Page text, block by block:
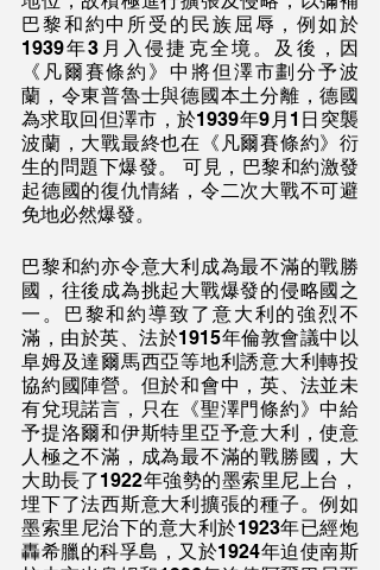
巴黎和約中所受的民族屈辱，例如於
1939年3月入侵捷克全境。及後，因
《凡爾賽條約》中將但澤市劃分予波
蘭，令東普魯士與德國本土分離，德國
為求取回但澤市，於1939年9月1日突襲
波蘭，大戰最終也在《凡爾賽條約》衍
生的問題下爆發。 可見，巴黎和約激發
起德國的復仇情緒，令二次大戰不可避
免地必然爆發。
巴黎和約亦令意大利成為最不滿的戰勝
國，往後成為挑起大戰爆發的侵略國之
一。巴黎和約導致了意大利的強烈不
滿，由於英、法於1915年倫敦會議中以
阜姆及達爾馬西亞等地利誘意大利轉投
協約國陣營。但於和會中，英、法並未
有兌現諾言，只在《聖澤門條約》中給
予提洛爾和伊斯特里亞予意大利，使意
人極之不滿，成為最不滿的戰勝國，大
大助長了1922年強勢的墨索里尼上台，
埋下了法西斯意大利擴張的種子。例如
墨索里尼治下的意大利於1923年已經炮
轟希臘的科孚島，又於1924年迫使南斯